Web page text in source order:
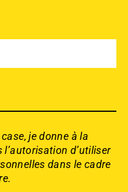
je donne à la
l’autorisation d’utiliser
dans le cadre